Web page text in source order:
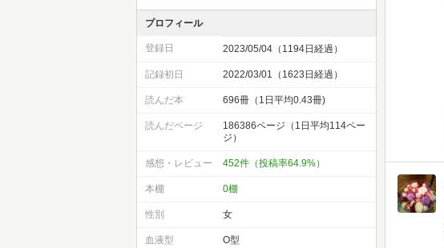
プロフィール
登録日 2023/05/04（1194日経過）
記録初日 2022/03/01（1623日経過）
読んだ本 696冊（1日平均0.43冊)
読んだページ
186386ページ（1日平均114ペー
ジ）
感想・レビュー 452件（投稿率64.9%）
本棚 0棚
性別 女
血液型 O型